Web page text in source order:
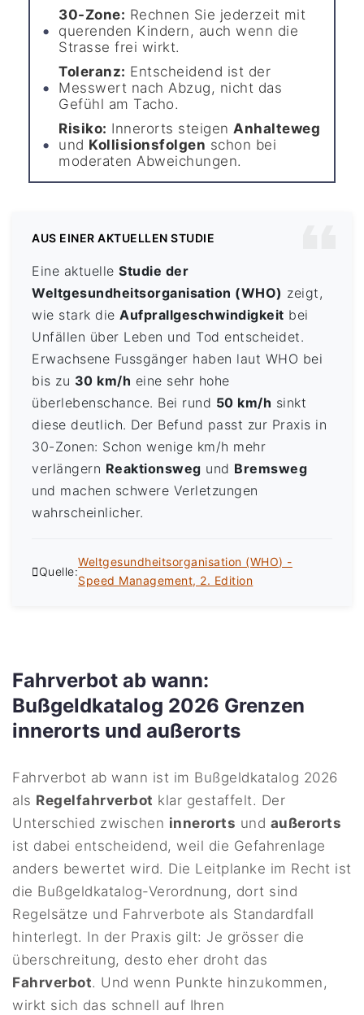
30-Zone: Rechnen Sie jederzeit mit
querenden Kindern, auch wenn die
Strasse frei wirkt.
Toleranz: Entscheidend ist der
Messwert nach Abzug, nicht das
Gefühl am Tacho.
Risiko: Innerorts steigenAnhalteweg
und Kollisionsfolgen schon bei
moderaten Abweichungen.
AUS EINER AKTUELLEN STUDIE
Eine aktuelleStudie der
Weltgesundheitsorganisation (WHO) zeigt,
wie stark dieAufprallgeschwindigkeit bei
Unfällen über Leben und Tod entscheidet.
Erwachsene Fussgänger haben laut WHO bei
bis zu 30 km/h eine sehr hohe
überlebenschance. Bei rund 50 km/h sinkt
diese deutlich. Der Befund passt zur Praxis in
30-Zonen: Schon wenige km/h mehr
verlängern Reaktionsweg und Bremsweg
und machen schwere Verletzungen
wahrscheinlicher.
Quelle:
Weltgesundheitsorganisation (WHO) -
Speed Management, 2. Edition
Fahrverbot ab wann:
Bußgeldkatalog 2026 Grenzen
innerorts und außerorts
Fahrverbot ab wann ist im Bußgeldkatalog 2026
als Regelfahrverbot klar gestaffelt. Der
Unterschied zwischen innerorts und außerorts
ist dabei entscheidend, weil die Gefahrenlage
anders bewertet wird. Die Leitplanke im Recht ist
die Bußgeldkatalog-Verordnung, dort sind
Regelsätze und Fahrverbote als Standardfall
hinterlegt. In der Praxis gilt: Je grösser die
überschreitung, desto eher droht das
Fahrverbot. Und wenn Punkte hinzukommen,
wirkt sich das schnell auf Ihren